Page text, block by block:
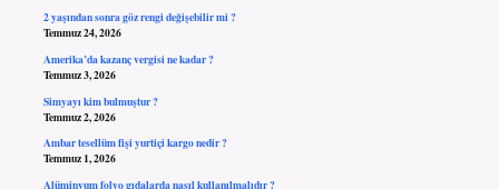
2 yaşından sonra göz rengi değişebilir mi ?
Temmuz 24, 2026
Amerika’da kazanç vergisi ne kadar ?
Temmuz 3, 2026
Simyayı kim bulmuştur ?
Temmuz 2, 2026
Ambar tesellüm fişi yurtiçi kargo nedir ?
Temmuz 1, 2026
Alüminyum folyo gıdalarda nasıl kullanılmalıdır ?